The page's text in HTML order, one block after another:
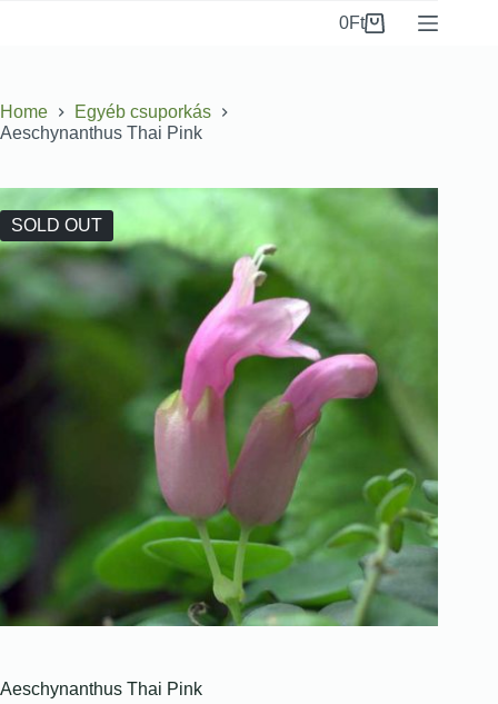
0Ft
Home
Egyéb csuporkás
Aeschynanthus Thai Pink
SOLD OUT
Aeschynanthus Thai Pink